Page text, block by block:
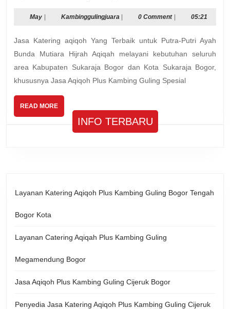
Plus
Guling
Spesial
Sukaraja
Bogor
MayMay
| KambinggulingjuaraKambinggulingjuara
| 0 Comment | 05:21
Jasa Katering aqiqoh Yang Terbaik untuk Putra-Putri Ayah
Bunda Mutiara Hijrah Aqiqah melayani kebutuhan seluruh
area Kabupaten Sukaraja Bogor dan Kota Sukaraja Bogor,
khususnya Jasa Aqiqoh Plus Kambing Guling Spesial
READ MOREREAD
MORE
INFO TERBARU
Layanan Katering Aqiqoh Plus Kambing Guling Bogor Tengah
Bogor Kota
Layanan Catering Aqiqah Plus Kambing Guling
Megamendung Bogor
Jasa Aqiqoh Plus Kambing Guling Cijeruk Bogor
Penyedia Jasa Katering Aqiqoh Plus Kambing Guling Cijeruk